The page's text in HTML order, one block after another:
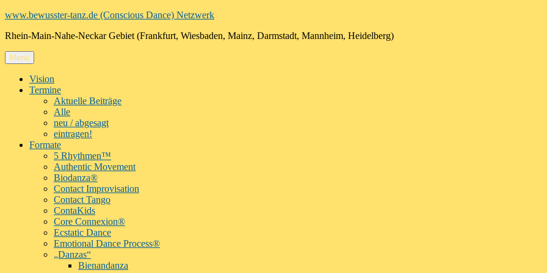
Zum
springen
www.bewusster-tanz.de (Conscious Dance) Netzwerk
Rhein-Main-Nahe-Neckar Gebiet (Frankfurt, Wiesbaden, Mainz, Darmstadt, Mannheim, Heidelberg)
Menü
Vision
Termine
Aktuelle Beiträge
Alle
neu / abgesagt
eintragen!
Formate
5 Rhythmen™
Authentic Movement
Biodanza®
Contact Improvisation
Contact Tango
ContaKids
Core Connexion®
Ecstatic Dance
Emotional Dance Process®
„Danzas“
Bienandanza